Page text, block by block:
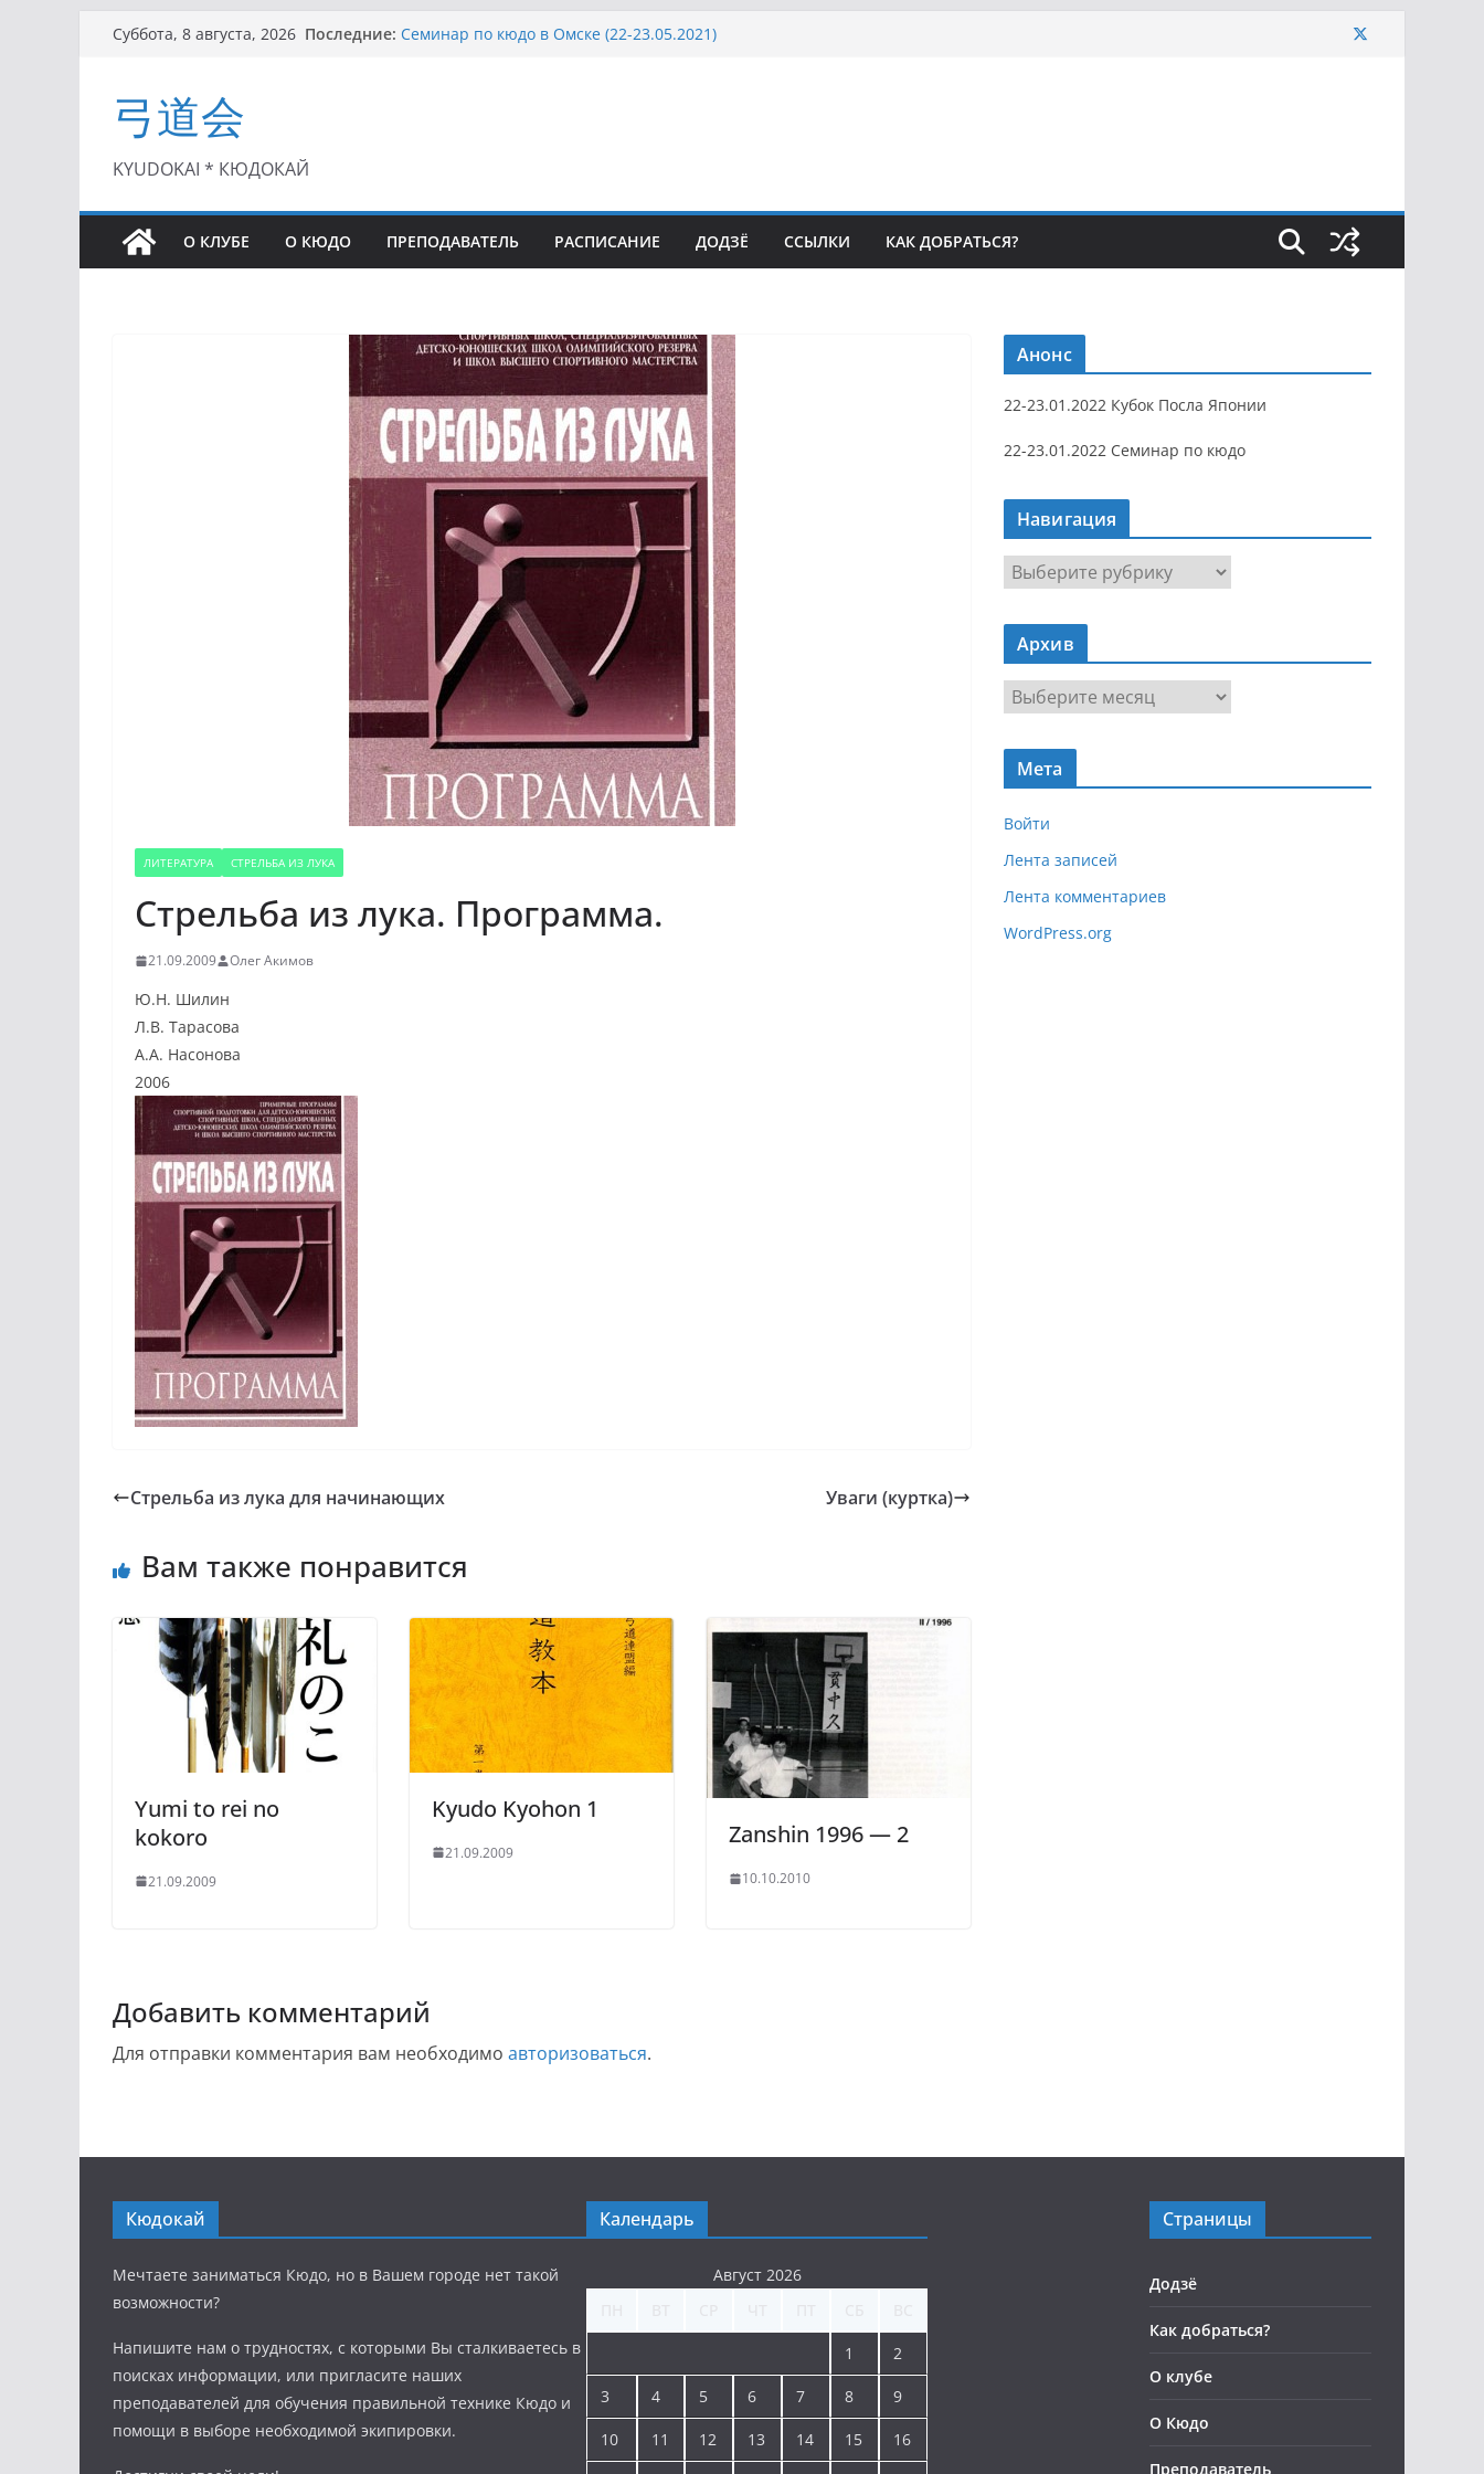
Перейти
Суббота, 8 августа, 2026 Последние: Семинар по кюдо в Омске (22-23.05.2021)
弓道会
KYUDOKAI * КЮДОКАЙ
О КЛУБЕ О КЮДО ПРЕПОДАВАТЕЛЬ РАСПИСАНИЕ ДОДЗЁ ССЫЛКИ КАК ДОБРАТЬСЯ?
ЛИТЕРАТУРА СТРЕЛЬБА ИЗ ЛУКА
Стрельба из лука. Программа.
21.09.2009 Олег Акимов
Ю.Н. Шилин
Л.В. Тарасова
А.А. Насонова
2006
Стрельба из лука для начинающих Уваги (куртка)
Вам также понравится
Yumi to rei no
kokoro
21.09.2009
Kyudo Kyohon 1
21.09.2009
Zanshin 1996 — 2
10.10.2010
Добавить комментарий
Для отправки комментария вам необходимо авторизоваться.
Анонс
22-23.01.2022 Кубок Посла Японии
22-23.01.2022 Семинар по кюдо
Навигация
Н
а
в
г
я
Архив
р
х
Мета
Войти
Лента записей
Лента комментариев
WordPress.org
Кюдокай
Мечтаете заниматься Кюдо, но в Вашем городе нет такой
возможности?
Напишите нам о трудностях, с которыми Вы сталкиваетесь в
поисках информации, или пригласите наших
преподавателей для обучения правильной технике Кюдо и
помощи в выборе необходимой экипировки.
Календарь
Август 2026
1 2
3 4 5 6 7 8 9
10 11 12 13 14 15 16
Страницы
Додзё
Как добраться?
О клубе
О Кюдо
Преподаватель